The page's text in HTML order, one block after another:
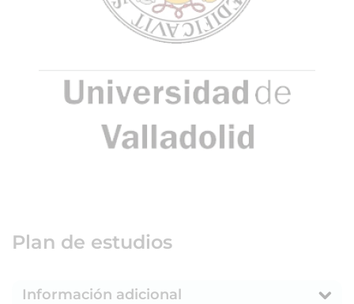
Plan de estudios
Información adicional